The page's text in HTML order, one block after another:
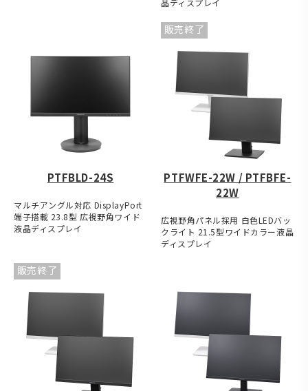
晶ディスプレイ
PTFBLD-24S
マルチアングル対応 DisplayPort
端子搭載 23.8型 広視野角ワイド
液晶ディスプレイ
販売終了
PTFWFE-22W / PTFBFE-
22W
広視野角パネル採用 白色LEDバッ
クライト 21.5型ワイドカラー液晶
ディスプレイ
販売終了